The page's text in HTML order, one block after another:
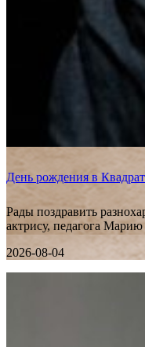
День рождения в
Рады поздравить
актрису, педагога
2026-08-04